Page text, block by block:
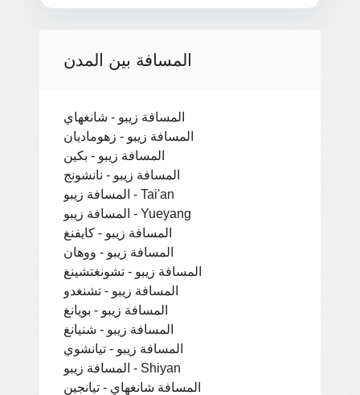
المسافة بين المدن
المسافة زيبو - شانغهاي
المسافة زيبو - زهوماديان
المسافة زيبو - بكين
المسافة زيبو - نانشونج
المسافة زيبو - Tai'an
المسافة زيبو - Yueyang
المسافة زيبو - كايفنغ
المسافة زيبو - ووهان
المسافة زيبو - تشونغتشينغ
المسافة زيبو - تشنغدو
المسافة زيبو - بويانغ
المسافة زيبو - شنيانغ
المسافة زيبو - تيانشوي
المسافة زيبو - Shiyan
المسافة شانغهاي - تيانجين